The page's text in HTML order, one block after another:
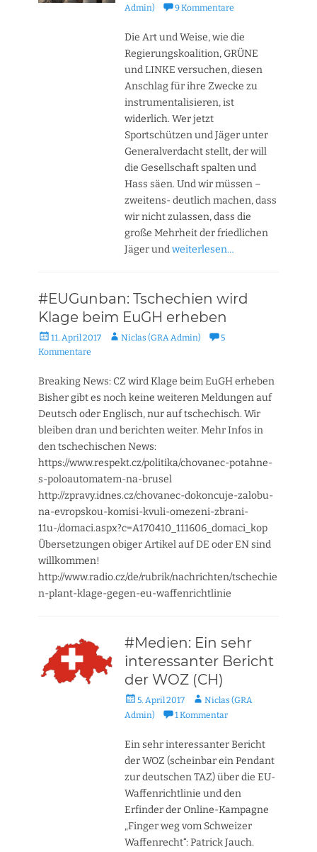
am
Admin)
9 Kommentare
Die Art und Weise, wie die
Regierungskoalition, GRÜNE
und LINKE versuchen, diesen
Anschlag für ihre Zwecke zu
instrumentalisieren, ist
widerlich. Wer jetzt
Sportschützen und Jäger unter
Generalverdacht stellt, der will
die Gesellschaft spalten und
Hass säen. Und wir müssen –
zweitens- deutlich machen, dass
wir nicht zulassen, dass die
große Mehrheit der friedlichen
Jäger undweiterlesen…
#EUGunban: Tschechien wird
Klage beim EuGH erheben
Veröffentlicht
am
11. April 2017 AutorNiclas (GRA Admin)
5
Kommentare
Breaking News: CZ wird Klage beim EuGH erheben
Bisher gibt es noch keine weiteren Meldungen auf
Deutsch oder Englisch, nur auf tschechisch. Wir
bleiben dran und berichten weiter. Mehr Infos in
den tschechischen News:
https://www.respekt.cz/politika/chovanec-potahne-
s-poloautomatem-na-brusel
http://zpravy.idnes.cz/chovanec-dokoncuje-zalobu-
na-evropskou-komisi-kvuli-omezeni-zbrani-
11u-/domaci.aspx?c=A170410_111606_domaci_kop
Übersetzungen obiger Artikel auf DE oder EN sind
willkommen!
http://www.radio.cz/de/rubrik/nachrichten/tschechie
n-plant-klage-gegen-eu-waffenrichtlinie
#Medien: Ein sehr
interessanter Bericht
der WOZ (CH)
Veröffentlicht
am
5. April 2017 AutorNiclas (GRA
Admin)
1 Kommentar
Ein sehr interessanter Bericht
der WOZ (scheinbar ein Pendant
zur deutschen TAZ) über die EU-
Waffenrichtlinie und den
Erfinder der Online-Kampagne
„Finger weg vom Schweizer
Waffenrecht“: Patrick Jauch.